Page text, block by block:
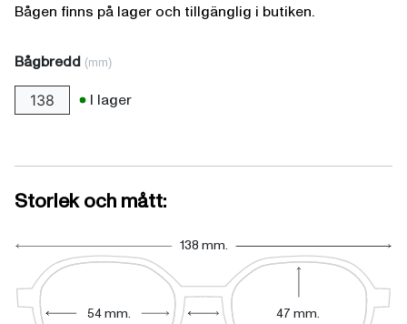
Bågen finns på lager och tillgänglig i butiken.
Bågbredd (mm)
138 I lager
Storlek och mått:
54 mm. 47 mm.
138 mm.